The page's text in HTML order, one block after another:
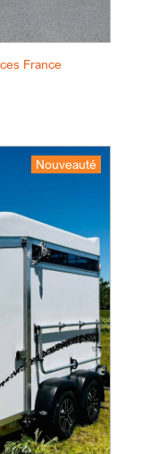
France
Nouveauté